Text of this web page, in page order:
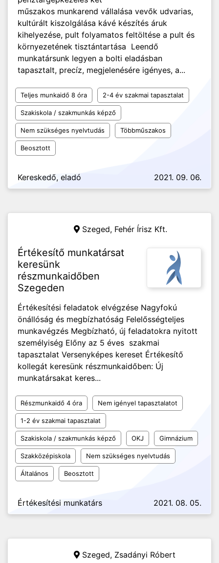
műszakos munkarend vállalása vevők udvarias,
kultúrált kiszolgálása kávé készítés áruk
kihelyezése, pult folyamatos feltöltése a pult és
környezetének tisztántartása Leendő
munkatársunk legyen a bolti eladásban
tapasztalt, precíz, megjelenésére igényes, a...
Teljes munkaidő 8 óra 2-4 év szakmai tapasztalat
Szakiskola / szakmunkás képző
Nem szükséges nyelvtudás Többműszakos
Beosztott
Kereskedő, eladó 2021. 09. 06.
Szeged, Fehér Írisz Kft.
Értékesítő munkatársat
keresünk
részmunkaidőben
Szegeden
Értékesítési feladatok elvégzése Nagyfokú
önállóság és megbízhatóság Felelősségteljes
munkavégzés Megbízható, új feladatokra nyitott
személyiség Előny az 5 éves szakmai
tapasztalat Versenyképes kereset Értékesítő
kollegát keresünk részmunkaidőben: Új
munkatársakat keres...
Részmunkaidő 4 óra Nem igényel tapasztalatot
1-2 év szakmai tapasztalat
Szakiskola / szakmunkás képző OKJ Gimnázium
Szakközépiskola Nem szükséges nyelvtudás
Általános Beosztott
Értékesítési munkatárs 2021. 08. 05.
Szeged, Zsadányi Róbert